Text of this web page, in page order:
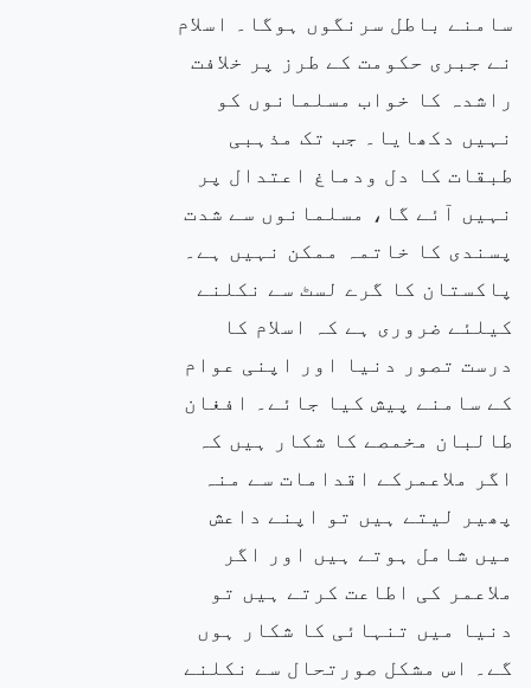
سامنے باطل سرنگوں ہوگا۔ اسلام
نے جبری حکومت کے طرز پر خلافت
راشدہ کا خواب مسلمانوں کو
نہیں دکھایا۔ جب تک مذہبی
طبقات کا دل ودماغ اعتدال پر
نہیں آئے گا، مسلمانوں سے شدت
پسندی کا خاتمہ ممکن نہیں ہے۔
پاکستان کا گرے لسٹ سے نکلنے
کیلئے ضروری ہے کہ اسلام کا
درست تصور دنیا اور اپنی عوام
کے سامنے پیش کیا جائے۔ افغان
طالبان مخمصے کا شکار ہیں کہ
اگر ملاعمرکے اقدامات سے منہ
پھیر لیتے ہیں تو اپنے داعش
میں شامل ہوتے ہیں اور اگر
ملاعمر کی اطاعت کرتے ہیں تو
دنیا میں تنہائی کا شکار ہوں
گے۔ اس مشکل صورتحال سے نکلنے